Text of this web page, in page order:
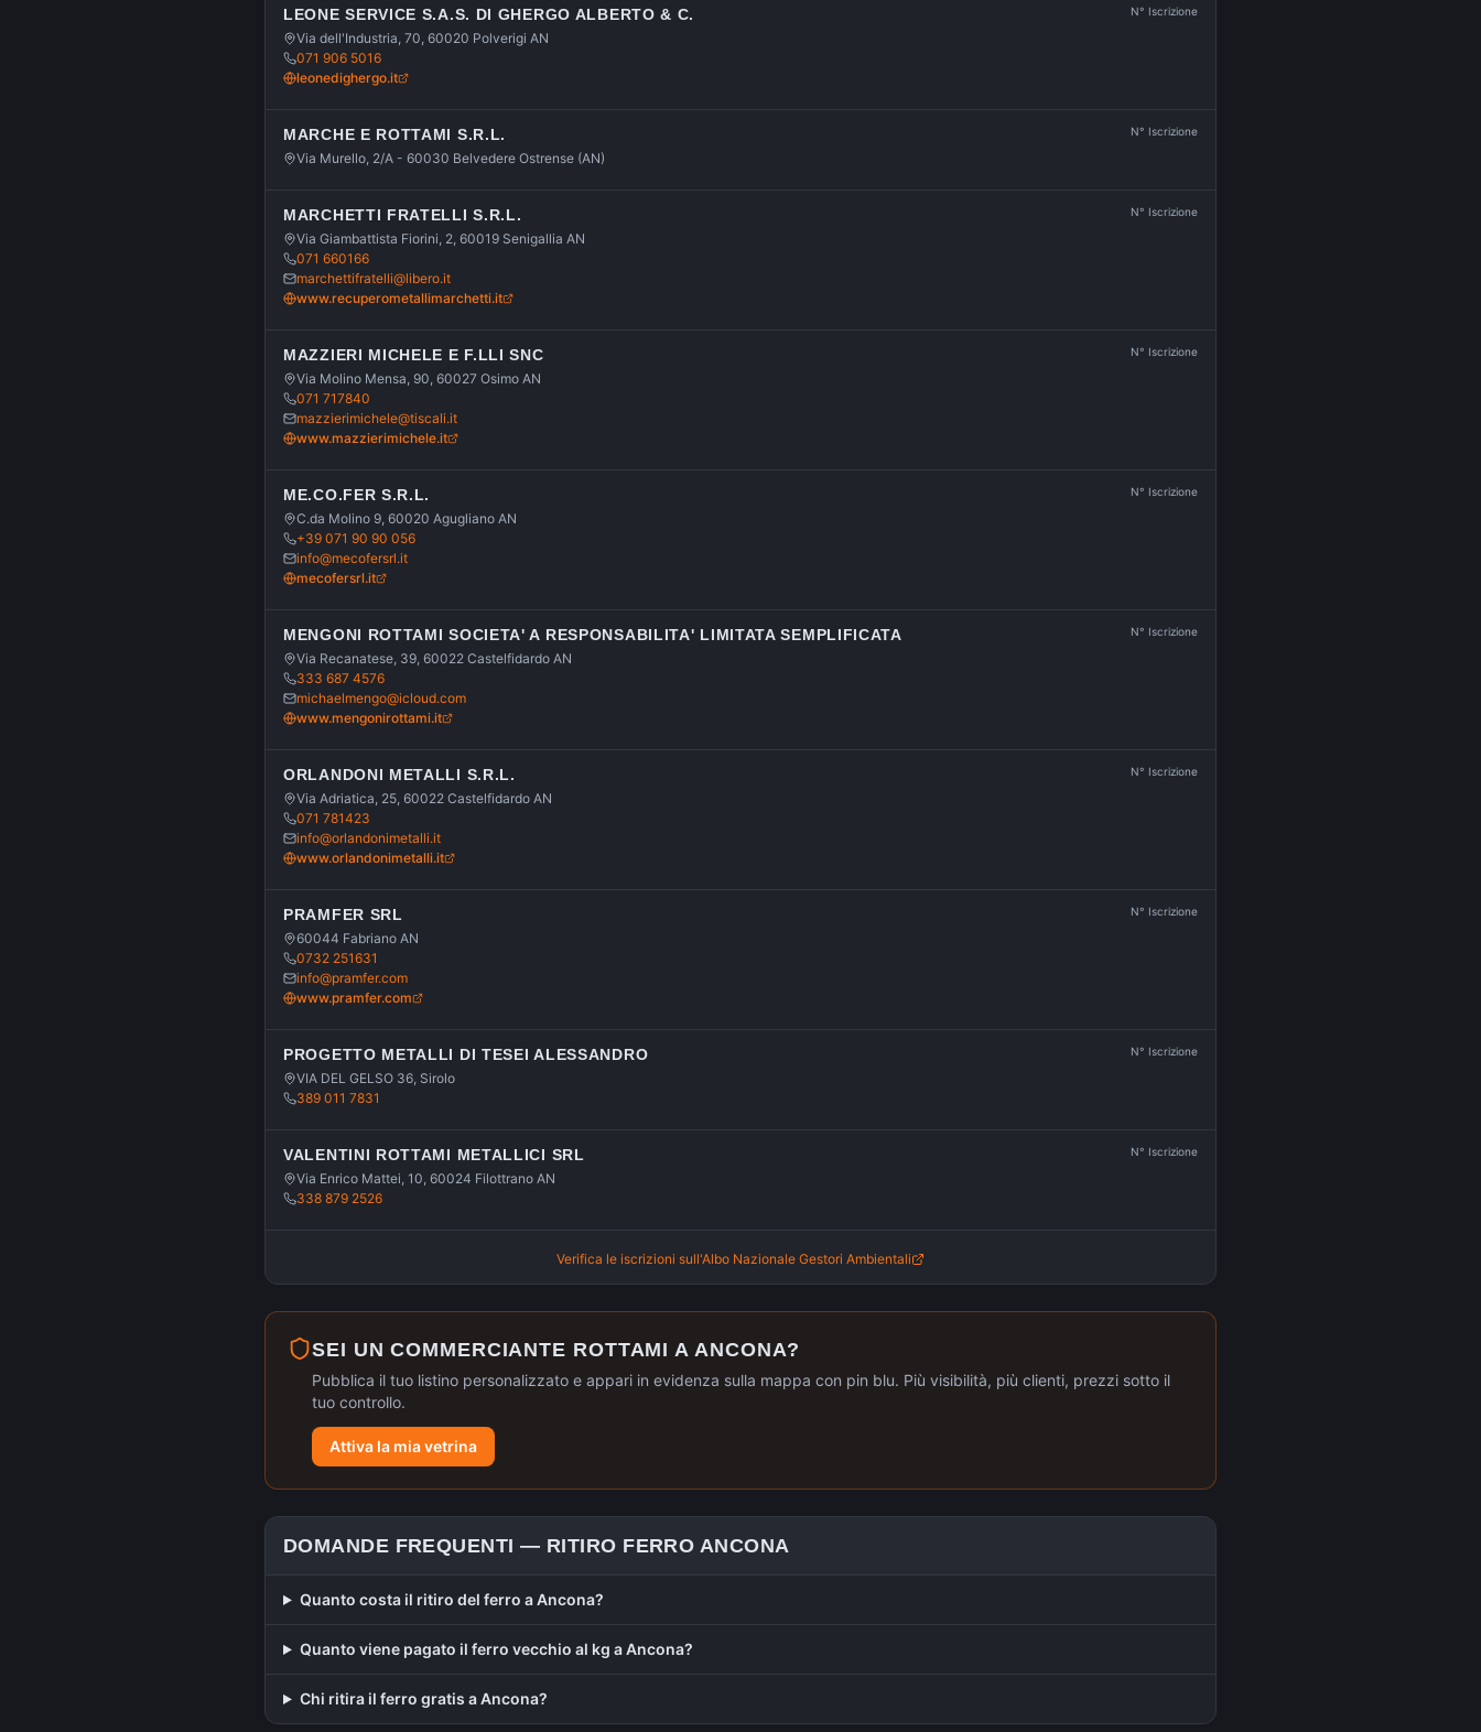
LEONE SERVICE S.A.S. DI GHERGO ALBERTO & C.
Via dell'Industria, 70, 60020 Polverigi AN
071 906 5016
leonedighergo.it
N° Iscrizione
MARCHE E ROTTAMI S.R.L.
Via Murello, 2/A - 60030 Belvedere Ostrense (AN)
N° Iscrizione
MARCHETTI FRATELLI S.R.L.
Via Giambattista Fiorini, 2, 60019 Senigallia AN
071 660166
marchettifratelli@libero.it
www.recuperometallimarchetti.it
N° Iscrizione
MAZZIERI MICHELE E F.LLI SNC
Via Molino Mensa, 90, 60027 Osimo AN
071 717840
mazzierimichele@tiscali.it
www.mazzierimichele.it
N° Iscrizione
ME.CO.FER S.R.L.
C.da Molino 9, 60020 Agugliano AN
+39 071 90 90 056
info@mecofersrl.it
mecofersrl.it
N° Iscrizione
MENGONI ROTTAMI SOCIETA' A RESPONSABILITA' LIMITATA SEMPLIFICATA
Via Recanatese, 39, 60022 Castelfidardo AN
333 687 4576
michaelmengo@icloud.com
www.mengonirottami.it
N° Iscrizione
ORLANDONI METALLI S.R.L.
Via Adriatica, 25, 60022 Castelfidardo AN
071 781423
info@orlandonimetalli.it
www.orlandonimetalli.it
N° Iscrizione
PRAMFER SRL
60044 Fabriano AN
0732 251631
info@pramfer.com
www.pramfer.com
N° Iscrizione
PROGETTO METALLI DI TESEI ALESSANDRO
VIA DEL GELSO 36, Sirolo
389 011 7831
N° Iscrizione
VALENTINI ROTTAMI METALLICI SRL
Via Enrico Mattei, 10, 60024 Filottrano AN
338 879 2526
N° Iscrizione
Verifica le iscrizioni sull'Albo Nazionale Gestori Ambientali
SEI UN COMMERCIANTE ROTTAMI A ANCONA?
Pubblica il tuo listino personalizzato e appari in evidenza sulla mappa con pin blu. Più visibilità, più clienti, prezzi sotto il
tuo controllo.
Attiva la mia vetrina
DOMANDE FREQUENTI — RITIRO FERRO ANCONA
Quanto costa il ritiro del ferro a Ancona?
Quanto viene pagato il ferro vecchio al kg a Ancona?
Chi ritira il ferro gratis a Ancona?